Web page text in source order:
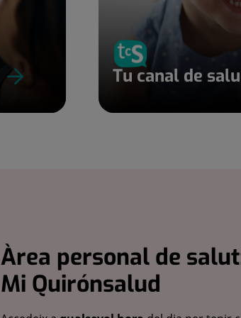
Tu canal de
Àrea personal de
Mi Quirónsalud